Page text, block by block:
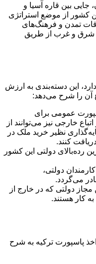
بین قاره آسیا و
کشور از موضع استراتژی
تمدن و فرهنگ‌های
شرق و غرب از طریق
دارد، این دسته‌‌بندی به ارزش
آن را شرح می‌دهد:
عمومی برای
خارجی نیز می‌توانند از
نظیر خرید ملک در
کنند.
رده‌بالای دولتی این کشور
دولتی،
می‌گردد.
مجاز دولتی که در خارج از
کار هستند.
پاسپورت ترکیه به شرح